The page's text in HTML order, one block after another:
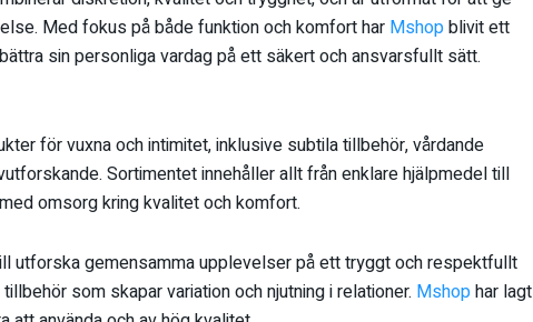
Med fokus på både funktion och komfort har Mshopblivit ett
sin personliga vardag på ett säkert och ansvarsfullt sätt.
för vuxna och intimitet, inklusive subtila tillbehör, vårdande
Sortimentet innehåller allt från enklare hjälpmedel till
omsorg kring kvalitet och komfort.
utforska gemensamma upplevelser på ett tryggt och respektfullt
som skapar variation och njutning i relationer. Mshophar lagt